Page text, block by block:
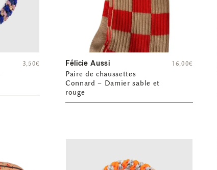
3,50€ Félicie Aussi
Paire de chaussettes
Connard – Damier sable et
rouge
16,00€